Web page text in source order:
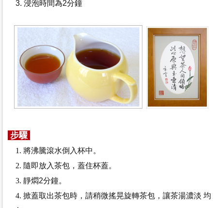
3. 浸泡時間為2分鐘
步驟
1. 將沸騰滾水倒入杯中。
2. 隨即放入茶包，蓋住杯蓋。
3. 靜燜2分鐘。
4. 掀蓋取出茶包時，請稍微搖晃旋轉茶包，讓茶湯濃淡 均